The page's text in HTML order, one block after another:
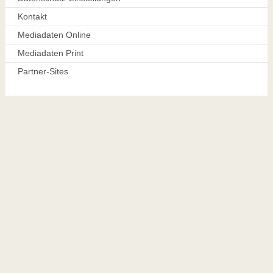
Kontakt
Mediadaten Online
Mediadaten Print
Partner-Sites